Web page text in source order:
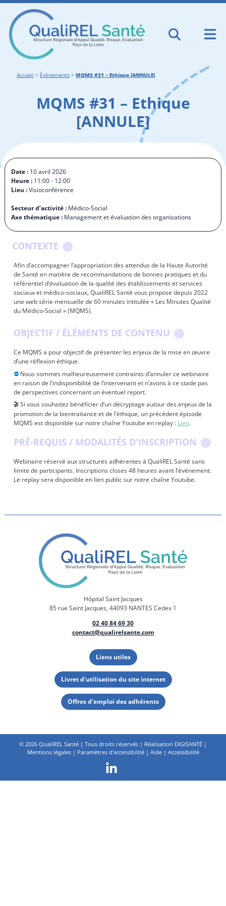
Accueil > Évènements > MQMS #31 – Ethique [ANNULE]
MQMS #31 – Ethique
[ANNULE]
Date : 10 avril 2026
Heure : 11:00 - 12:00
Lieu :Visioconférence
Secteur d’activité : Médico-Social
Axe thématique : Management et évaluation des organisations
CONTEXTE
Afin d’accompagner l’appropriation des attendus de la Haute Autorité
de Santé en matière de recommandations de bonnes pratiques et du
référentiel d’évaluation de la qualité des établissements et services
sociaux et médico-sociaux, QualiREL Santé vous propose depuis 2022
une web série mensuelle de 60 minutes intitulée « Les Minutes Qualité
du Médico-Social » (MQMS).
OBJECTIF / ÉLÉMENTS DE CONTENU
Ce MQMS a pour objectif de présenter les enjeux de la mise en œuvre
d’une réflexion éthique.
⛔ Nous sommes malheureusement contraints d’annuler ce webinaire
en raison de l’indisponibilité de l’intervenant et n’avons à ce stade pas
de perspectives concernant un éventuel report.
🎬 Si vous souhaitez bénéficier d’un décryptage autour des enjeux de la
promotion de la bientraitance et de l’éthique, un précédent épisode
MQMS est disponible sur notre chaîne Youtube en replay : Lien.
PRÉ-REQUIS / MODALITÉS D'INSCRIPTION
Webinaire réservé aux structures adhérentes à QualiREL Santé sans
limite de participants. Inscriptions closes 48 heures avant l’évènement.
Le replay sera disponible en lien public sur notre chaîne Youtube.
Hôpital Saint Jacques
85 rue Saint Jacques, 44093 NANTES Cedex 1
02 40 84 69 30
contact@qualirelsante.com
Liens utiles
Livret d’utilisation du site internet
Offres d’emploi des adhérents
© 2026 QualiREL Santé | Tous droits réservés | Réalisation DIGISANTÉ |
Mentions légales| Paramètres d'accessibilité| Aide| Accessibilité